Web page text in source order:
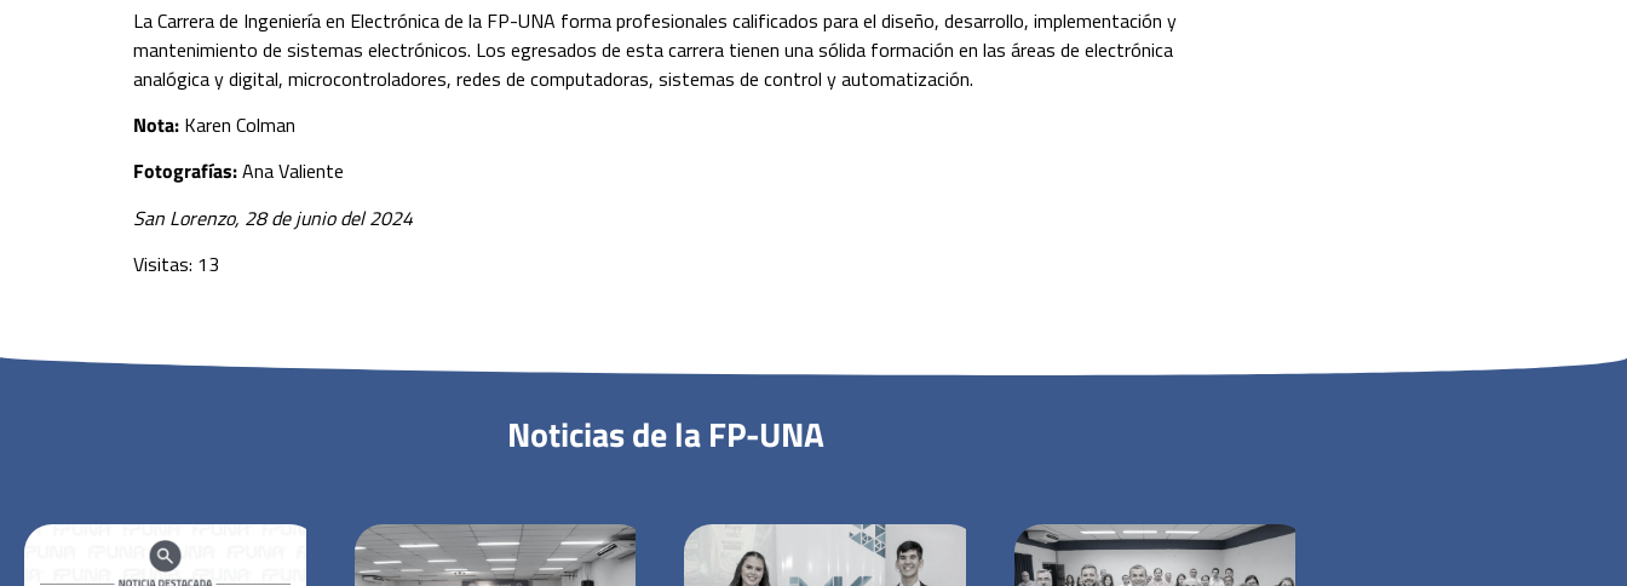
La Carrera de Ingeniería en Electrónica de la FP-UNA forma profesionales calificados para el diseño, desarrollo, implementación y
mantenimiento de sistemas electrónicos. Los egresados de esta carrera tienen una sólida formación en las áreas de electrónica
analógica y digital, microcontroladores, redes de computadoras, sistemas de control y automatización.
Nota: Karen Colman
Fotografías:Ana Valiente
San Lorenzo, 28 de junio del 2024
Visitas: 13
Noticias de la FP-UNA